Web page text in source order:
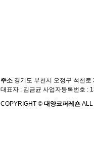
주소 경기도 부천시 오정구 석천
대표자 : 김금균 사업자등록번호 :
COPYRIGHT © 대양코퍼레숀 ALL